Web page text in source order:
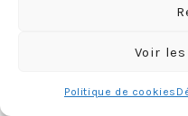
Voir
Politique de cookies
tous ces efforts « pour
de ma base ultra claire
pastel comme on voit